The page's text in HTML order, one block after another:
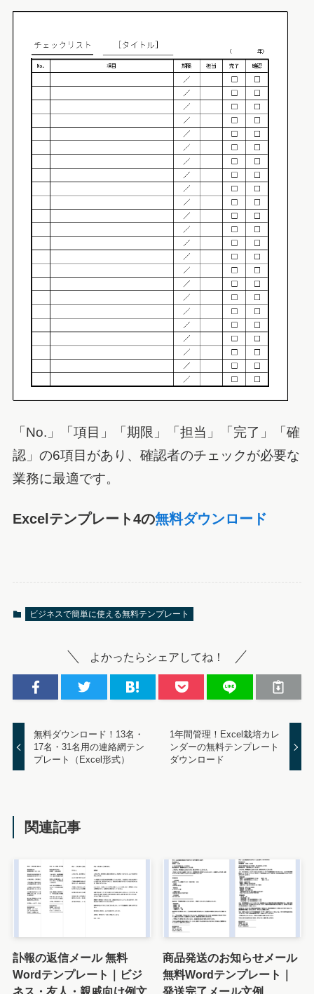
「No.」「項目」「期限」「担当」「完了」「確
認」の6項目があり、確認者のチェックが必要な
業務に最適です。
Excelテンプレート4の無料ダウンロード
ビジネスで簡単に使える無料テンプレート
よかったらシェアしてね！
無料ダウンロード！13名・
17名・31名用の連絡網テン
プレート（Excel形式）
1年間管理！Excel栽培カレ
ンダーの無料テンプレート
ダウンロード
関連記事
訃報の返信メール 無料
Wordテンプレート｜ビジ
ネス・友人・親戚向け例文
商品発送のお知らせメール
無料Wordテンプレート｜
発送完了メール文例